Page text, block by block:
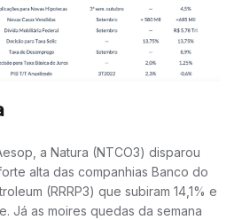
a Natura (NTCO3) disparou
alta das companhias Banco do
(RRRP3) que subiram 14,1% e
Já as moires quedas da semana